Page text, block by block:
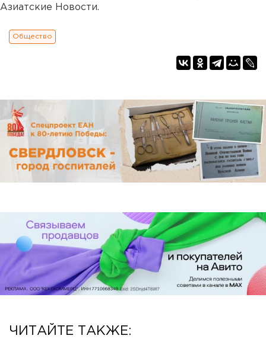
Азиатские Новости.
Общество
ЧИТАЙТЕ ТАКЖЕ: